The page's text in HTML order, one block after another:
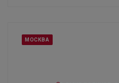
МОСКВА